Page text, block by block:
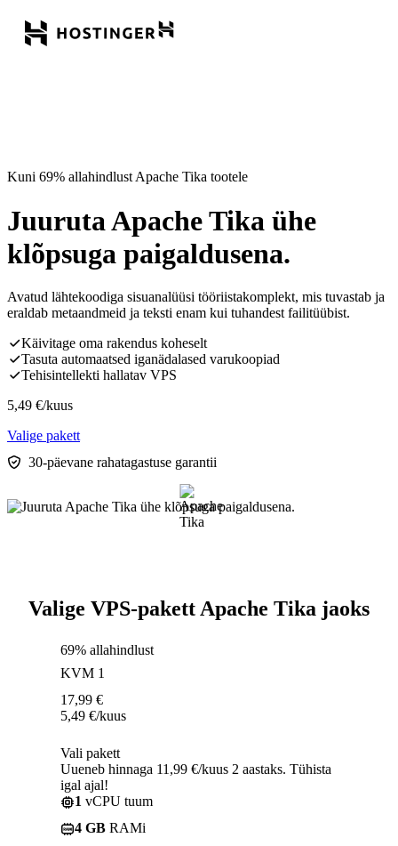
Kuni 69% allahindlust Apache Tika tootele
Juuruta Apache Tika ühe
klõpsuga paigaldusena.
Avatud lähtekoodiga sisuanalüüsi tööriistakomplekt, mis tuvastab ja
eraldab metaandmeid ja teksti enam kui tuhandest failitüübist.
Käivitage oma rakendus koheselt
Tasuta automaatsed iganädalased varukoopiad
Tehisintellekti hallatav VPS
5,49 €/kuus
Valige pakett
30-päevane rahatagastuse garantii
Valige VPS-pakett Apache Tika jaoks
69% allahindlust
KVM 1
17,99 €
5,49 €/kuus
Vali pakett
Uueneb hinnaga 11,99 €/kuus 2 aastaks. Tühista
igal ajal!
1 vCPU tuum
4 GB RAMi